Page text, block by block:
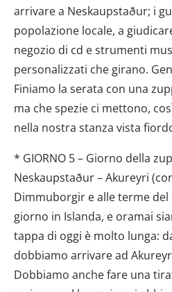
arrivare a Neskaupstaður; i
popolazione locale, a
negozio di cd e strumenti
personalizzati che girano.
Finiamo la serata con una
ma che spezie ci mettono,
nella nostra stanza vista
* GIORNO 5 – Giorno della
Neskaupstaður – Akureyri
Dimmuborgir e alle terme del
giorno in Islanda, e oramai
tappa di oggi è molto lunga:
dobbiamo arrivare ad
Dobbiamo anche fare una